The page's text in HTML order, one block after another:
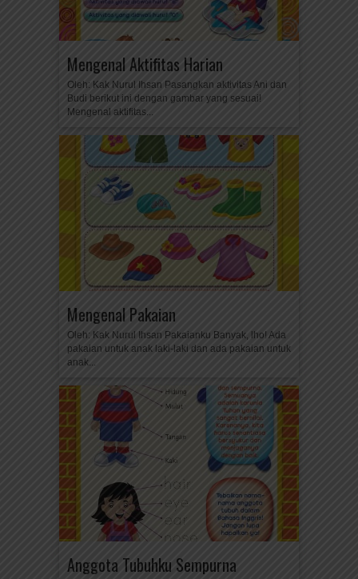
Mengenal Aktifitas Harian
Oleh: Kak Nurul Ihsan Pasangkan aktivitas Ani dan
Budi berikut ini dengan gambar yang sesuai!
Mengenal aktifitas...
Mengenal Pakaian
Oleh: Kak Nurul Ihsan Pakaianku Banyak, lho! Ada
pakaian untuk anak laki-laki dan ada pakaian untuk
anak...
Anggota Tubuhku Sempurna